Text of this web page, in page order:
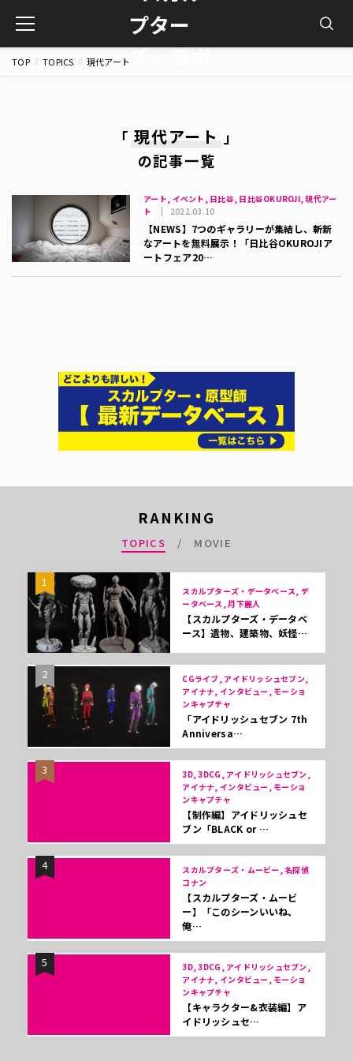
toggle
navigation
TOP TOPICS 現代アート
「 現代アート 」
の記事一覧
アート, イベント, 日比谷, 日比谷OKUROJI, 現代アー
ト
2022.03.10
【NEWS】7つのギャラリーが集結し、斬新
なアートを無料展示！「日比谷OKUROJIア
ートフェア20…
RANKING
TOPICS MOVIE
1
スカルプターズ・データベース, デ
ータベース, 月下麗人
【スカルプターズ・データベ
ース】遺物、建築物、妖怪…
2
CGライブ, アイドリッシュセブン,
アイナナ, インタビュー, モーショ
ンキャプチャ
「アイドリッシュセブン 7th
Anniversa…
3
3D, 3DCG, アイドリッシュセブン,
アイナナ, インタビュー, モーショ
ンキャプチャ
【制作編】アイドリッシュセ
ブン「BLACK or …
4
スカルプターズ・ムービー, 名探偵
コナン
【スカルプターズ・ムービ
ー】「このシーンいいね、
俺…
5
3D, 3DCG, アイドリッシュセブン,
アイナナ, インタビュー, モーショ
ンキャプチャ
【キャラクター&衣装編】ア
イドリッシュセ…